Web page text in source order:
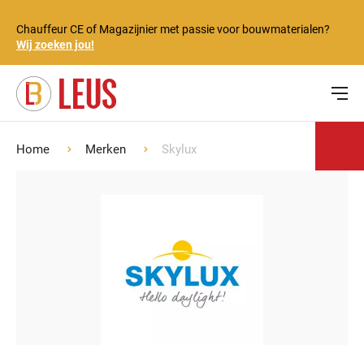
Chauffeur CE of Magazijnier met passie voor bouwmaterialen?
Wij zoeken jou!
Home Merken Skylux